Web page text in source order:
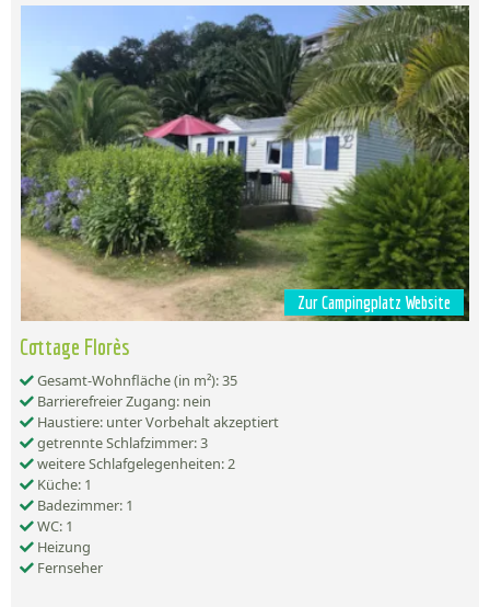
Zur Campingplatz Website
Cottage Florès
Gesamt-Wohnfläche (in m²): 35
Barrierefreier Zugang: nein
Haustiere: unter Vorbehalt akzeptiert
getrennte Schlafzimmer: 3
weitere Schlafgelegenheiten: 2
Küche: 1
Badezimmer: 1
WC: 1
Heizung
Fernseher